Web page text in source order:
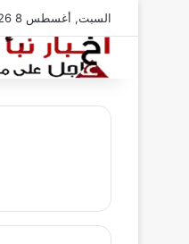
السبت, أغسطس 8 2026